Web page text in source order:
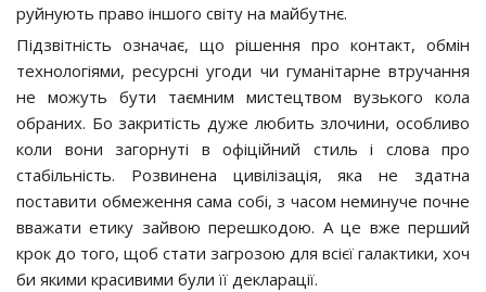
руйнують право іншого світу на майбутнє.
Підзвітність означає, що рішення про контакт, обмін
технологіями, ресурсні угоди чи гуманітарне втручання
не можуть бути таємним мистецтвом вузького кола
обраних. Бо закритість дуже любить злочини, особливо
коли вони загорнуті в офіційний стиль і слова про
стабільність. Розвинена цивілізація, яка не здатна
поставити обмеження сама собі, з часом неминуче почне
вважати етику зайвою перешкодою. А це вже перший
крок до того, щоб стати загрозою для всієї галактики, хоч
би якими красивими були її декларації.